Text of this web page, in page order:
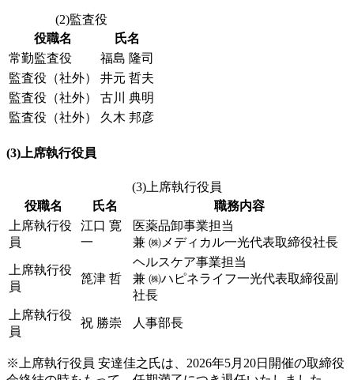
(2)監査役
役職名
氏名
常勤監査役
福島 隆司
監査役（社外）
井元 哲夫
監査役（社外）
古川 典明
監査役（社外）
久木 邦彦
(3)上席執行役員
(3)上席執行役員
役職名
氏名
職務内容
上席執行役
員
江口 寛
一
医薬品卸事業担当
兼 ㈱メディカル一光代表取締役社長
上席執行役
員
箆津 哲
ヘルスケア事業担当
兼 ㈱ハピネライフ一光代表取締役副
社長
上席執行役
員
祝 勝崇 人事部長
※上席執行役員 安達佳之氏は、2026年5月20日開催の取締役